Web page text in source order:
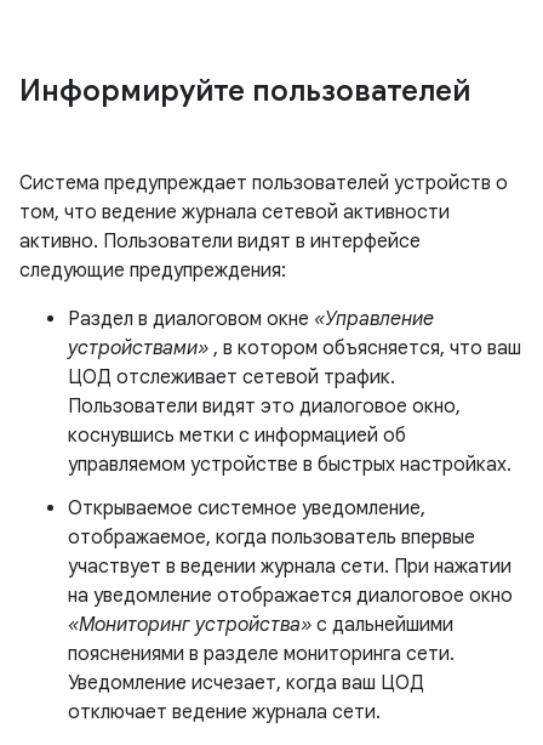
Информируйте пользователей
Система предупреждает пользователей устройств о
том, что ведение журнала сетевой активности
активно. Пользователи видят в интерфейсе
следующие предупреждения:
Раздел в диалоговом окне «Управление
устройствами» , в котором объясняется, что ваш
ЦОД отслеживает сетевой трафик.
Пользователи видят это диалоговое окно,
коснувшись метки с информацией об
управляемом устройстве в быстрых настройках.
Открываемое системное уведомление,
отображаемое, когда пользователь впервые
участвует в ведении журнала сети. При нажатии
на уведомление отображается диалоговое окно
«Мониторинг устройства» с дальнейшими
пояснениями в разделе мониторинга сети.
Уведомление исчезает, когда ваш ЦОД
отключает ведение журнала сети.